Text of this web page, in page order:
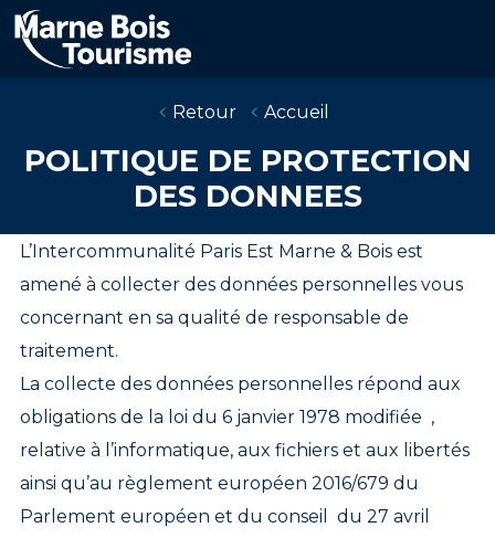
Aller
au
contenu
principal
Retour
Accueil
POLITIQUE DE PROTECTION
DES DONNEES
L’Intercommunalité Paris Est Marne & Bois est
amené à collecter des données personnelles vous
concernant en sa qualité de responsable de
traitement.
La collecte des données personnelles répond aux
obligations de la loi du 6 janvier 1978 modifiée ,
relative à l’informatique, aux fichiers et aux libertés
ainsi qu’au règlement européen 2016/679 du
Parlement européen et du conseil du 27 avril